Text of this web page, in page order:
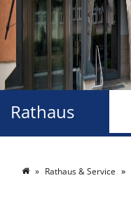
Rathaus
Rathaus & Service